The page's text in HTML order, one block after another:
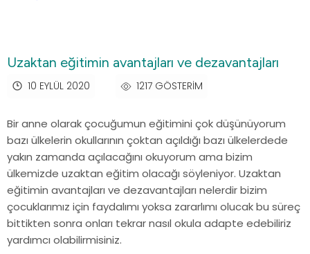
Uzaktan eğitimin avantajları ve dezavantajları
10 EYLÜL 2020 1217 GÖSTERIM
Bir anne olarak çocuğumun eğitimini çok düşünüyorum
bazı ülkelerin okullarının çoktan açıldığı bazı ülkelerdede
yakın zamanda açılacağını okuyorum ama bizim
ülkemizde uzaktan eğitim olacağı söyleniyor. Uzaktan
eğitimin avantajları ve dezavantajları nelerdir bizim
çocuklarımız için faydalımı yoksa zararlımı olucak bu süreç
bittikten sonra onları tekrar nasıl okula adapte edebiliriz
yardımcı olabilirmisiniz.